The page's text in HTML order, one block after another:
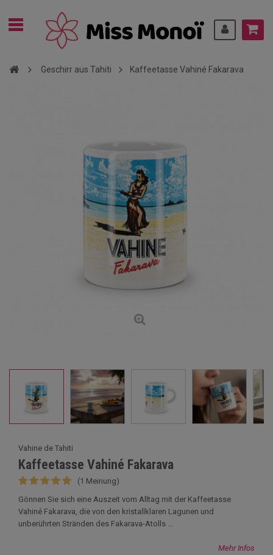
Geschirr aus Tahiti Kaffeetasse Vahiné Fakarava
Vahine de Tahiti
Kaffeetasse Vahiné Fakarava
(1 Meinung)
Gönnen Sie sich eine Auszeit vom Alltag mit der Kaffeetasse
Vahiné Fakarava, die von den kristallklaren Lagunen und
unberührten Stränden des Fakarava-Atolls ...
Mehr Infos